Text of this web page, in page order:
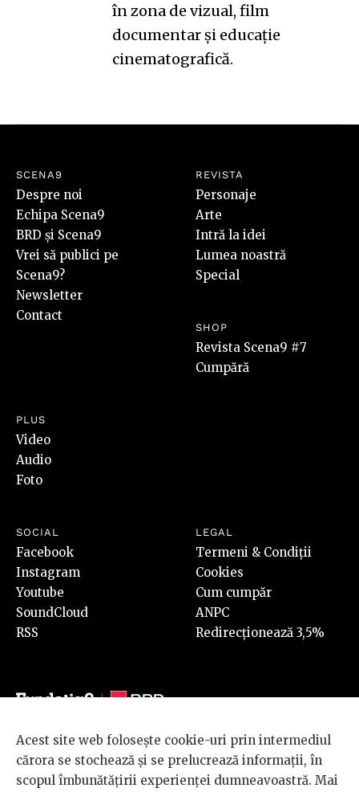
în zona de vizual, film
documentar şi educație
cinematografică.
SCENA9
Despre noi
Echipa Scena9
BRD și Scena9
Vrei să publici pe
Scena9?
Newsletter
Contact
REVISTA
Personaje
Arte
Intră la idei
Lumea noastră
Special
SHOP
Revista Scena9 #7
Cumpără
PLUS
Video
Audio
Foto
SOCIAL
Facebook
Instagram
Youtube
SoundCloud
RSS
LEGAL
Termeni & Condiții
Cookies
Cum cumpăr
ANPC
Redirecționează 3,5%
© 2026 BRD Groupe Société Générale, toate drepturile rezervate.
Scena 9 este un proiect sustinut de
BRD GROUPE SOCIÉTÉ
Acest site web folosește cookie-uri prin intermediul
cărora se stochează și se prelucrează informații, în
scopul îmbunătățirii experienței dumneavoastră. Mai